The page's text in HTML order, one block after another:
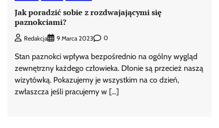
Jak poradzić sobie z rozdwajającymi się
paznokciami?
Redakcja 9 Marca 2023 0
Stan paznokci wpływa bezpośrednio na ogólny wygląd
zewnętrzny każdego człowieka. Dłonie są przecież naszą
wizytówką. Pokazujemy je wszystkim na co dzień,
zwłaszcza jeśli pracujemy w […]